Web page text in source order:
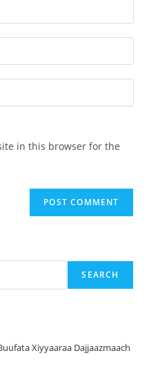
in this browser for the
SEARCH
Xiyyaaraa Dajjaazmaach